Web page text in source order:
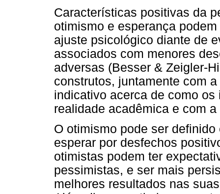
Características positivas da
otimismo e esperança
ajuste psicológico diante de
associados com menores
adversas (Besser & Zeigler-
construtos, juntamente com
indicativo acerca de como
realidade acadêmica e com
O otimismo pode ser
esperar por desfechos
otimistas podem ter
pessimistas, e ser mais
melhores resultados nas